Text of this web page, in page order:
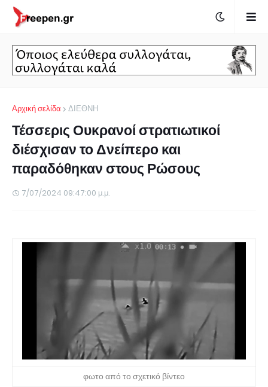
Αρχική σελίδα ΔΙΕΘΝΗ
Τέσσερις Ουκρανοί στρατιωτικοί
διέσχισαν το Δνείπερο και
παραδόθηκαν στους Ρώσους
7/07/2024 09:47:00 μ.μ.
φωτο από το σχετικό βίντεο